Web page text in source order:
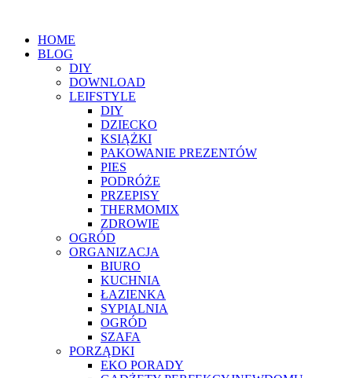
HOME
BLOG
DIY
DOWNLOAD
LEIFSTYLE
DIY
DZIECKO
KSIĄŻKI
PAKOWANIE PREZENTÓW
PIES
PODRÓŻE
PRZEPISY
THERMOMIX
ZDROWIE
OGRÓD
ORGANIZACJA
BIURO
KUCHNIA
ŁAZIENKA
SYPIALNIA
OGRÓD
SZAFA
PORZĄDKI
EKO PORADY